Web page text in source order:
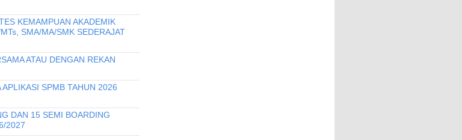
KEMAMPUAN AKADEMIK
SMA/MA/SMK SEDERAJAT
ATAU DENGAN REKAN
SPMB TAHUN 2026
DAN 15 SEMI BOARDING
2027